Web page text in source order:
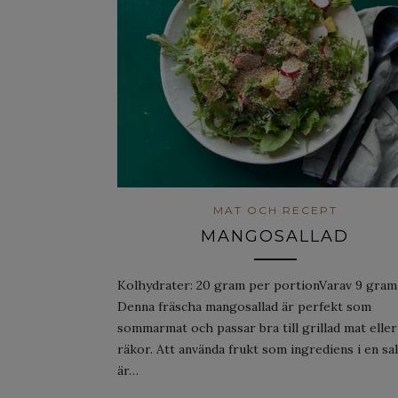
MAT OCH RECEPT
MANGOSALLAD
Kolhydrater: 20 gram per portionVarav 9 gram
Denna fräscha mangosallad är perfekt som
sommarmat och passar bra till grillad mat eller
räkor. Att använda frukt som ingrediens i en
är…